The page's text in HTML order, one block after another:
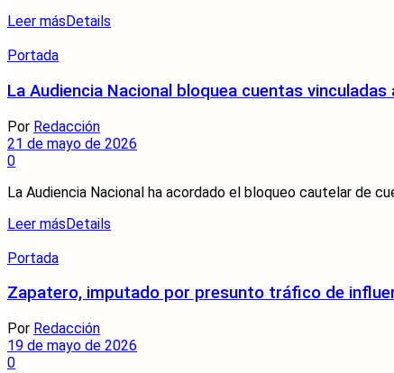
Leer más Details
Portada
La Audiencia Nacional bloquea cuentas
Por Redacción
21 de mayo de 2026
0
La Audiencia Nacional ha acordado el bloqueo cautelar de
Leer másDetails
Portada
Zapatero, imputado por presunto tráfico de
Por Redacción
19 de mayo de 2026
0